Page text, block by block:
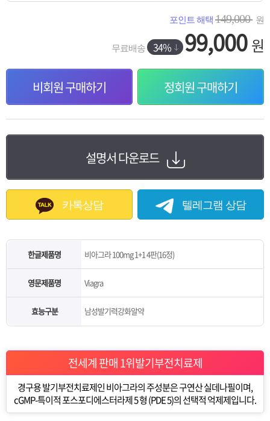
포인트 해택 149,000 원
무료배송 34% 99,000원
비회원 구매하기 정회원 구매하기
설명서 다운로드
카톡상담 텔레그램 상담
한글제품명 비아그라 100mg 1+1 4판(16정)
영문제품명 Viagra
효능구분 남성발기력강화알약
전세계 판매 1위발기부전치료제
경구용 발기부전치료제인 비아그라의 주성분은 구연산 실데나필이며,
cGMP-특이적 포스포디에스터라제 5 형 (PDE 5)의 선택적 억제제입니다.